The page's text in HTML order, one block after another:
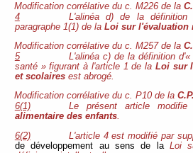
Modification corrélative du c. M226 de la
4
L'alinéa d) de la
paragraphe 1(1) de la Loi sur l'évaluation
Modification corrélative du c. M257 de la
5
L'alinéa c) de la définition
santé » figurant à l'article 1 de la Loi sur
et scolairesest abrogé.
Modification corrélative du c. P10 de la
6(1)
Le présent article
alimentaire des enfants.
6(2)
L'article 4 est modifié par
de développement au sens de laLoi